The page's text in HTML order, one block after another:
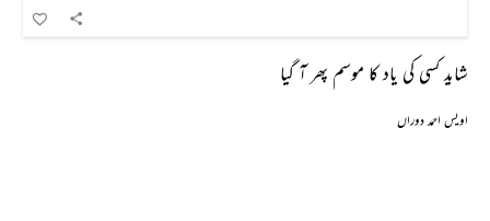
شاید کسی کی یاد کا موسم پھر آ گیا
اویس احمد دوراں